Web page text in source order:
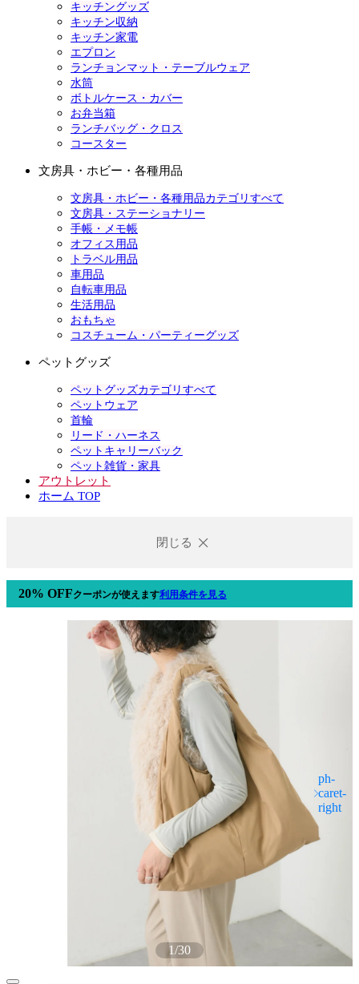
キッチングッズ
キッチン収納
キッチン家電
エプロン
ランチョンマット・テーブルウェア
水筒
ボトルケース・カバー
お弁当箱
ランチバッグ・クロス
コースター
文房具・ホビー・各種用品
文房具・ホビー・各種用品カテゴリすべて
文房具・ステーショナリー
手帳・メモ帳
オフィス用品
トラベル用品
車用品
自転車用品
生活用品
おもちゃ
コスチューム・パーティーグッズ
ペットグッズ
ペットグッズカテゴリすべて
ペットウェア
首輪
リード・ハーネス
ペットキャリーバック
ペット雑貨・家具
アウトレット
ホーム TOP
閉じる
20% OFFクーポンが使えます利用条件を見る
1/30